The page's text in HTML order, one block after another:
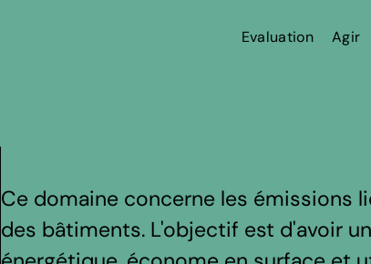
Evaluation Agir
Ce domaine concerne les émissions
des bâtiments. L'objectif est d'avoir